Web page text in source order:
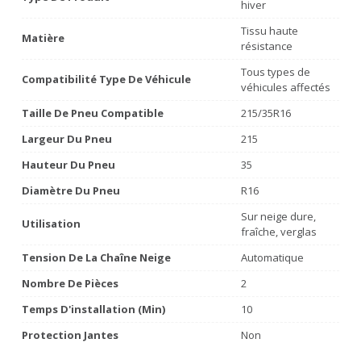
hiver
Matière
Tissu haute
résistance
Compatibilité Type De Véhicule
Tous types de
véhicules affectés
Taille De Pneu Compatible
215/35R16
Largeur Du Pneu
215
Hauteur Du Pneu
35
Diamètre Du Pneu
R16
Utilisation
Sur neige dure,
fraîche, verglas
Tension De La Chaîne Neige
Automatique
Nombre De Pièces
2
Temps D'installation (min)
10
Protection Jantes
Non